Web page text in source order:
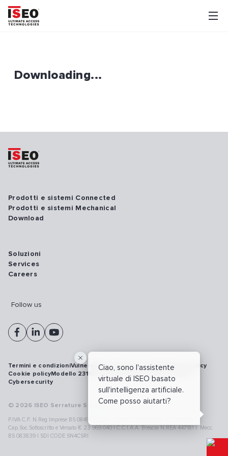
Downloading...
Ciao, sono l'assistente
virtuale di ISEO basato
sull'intelligenza artificiale.
Come posso aiutarti?
Prodotti e sistemi Connected
Prodotti e sistemi Mechanical
Download
Soluzioni
Services
Careers
Follow us
© 2026 ISEO Serrature S.p.A. All right reserved
P.IVA C.F. N.Reg.Imprese BS 08499190018 | Cap.Soc.Deliberato € 24.340.965 |
Cap.Soc.Sottoscritto e Versato € 23.969.040 | C.C.I.A.A. Brescia N.REA 447181 |. Mecc.
BS 083839 | SDI CODE SN4CSRI
Termini e condizioniVulnerability disclosure policyPrivacy policy
Cookie policyModello 231WhistleblowingRichiamo prodotti
Cybersecurity